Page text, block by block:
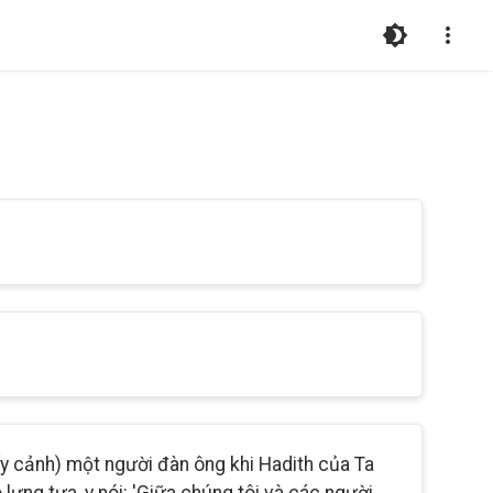
cảnh) một người đàn ông khi Hadith của Ta